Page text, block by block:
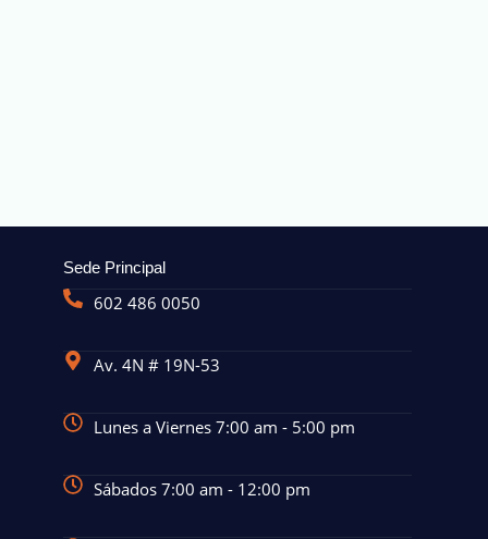
Sede Principal
602 486 0050
Av. 4N # 19N-53
Lunes a Viernes 7:00 am - 5:00 pm
Sábados 7:00 am - 12:00 pm